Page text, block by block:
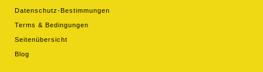
Datenschutz-Bestimmungen
Terms & Bedingungen
Seitenübersicht
Blog